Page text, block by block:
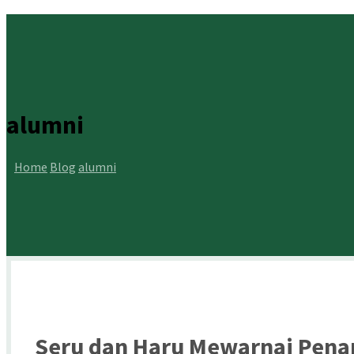
alumni
Home Blog alumni
Seru dan Haru Mewarnai